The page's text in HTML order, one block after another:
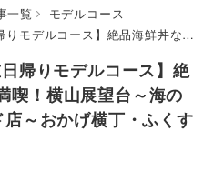
一覧
モデルコース
メ満喫！横山展望台～海の駅 黒潮 パールロード店～おかげ横丁・ふくすけ
帰りモデルコース】絶
喫！横山展望台～海の
～おかげ横丁・ふくす